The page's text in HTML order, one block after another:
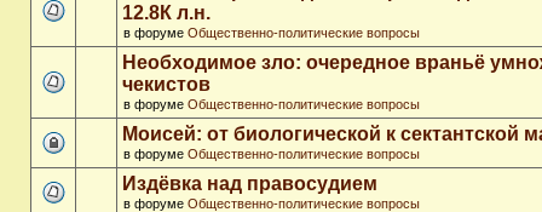
12.8К л.н.
в форуме Общественно-политические вопросы
Необходимое зло: очередное враньё
чекистов
в форуме Общественно-политические вопросы
Моисей: от биологической к сектантской
в форуме Общественно-политические вопросы
Издёвка над правосудием
в форуме Общественно-политические вопросы